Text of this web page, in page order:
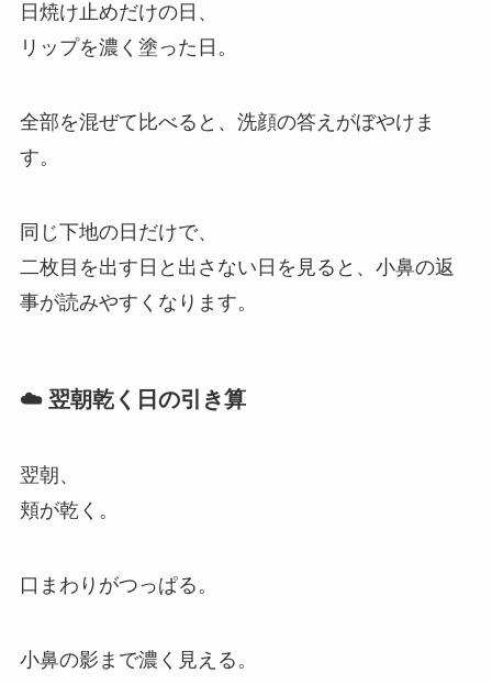
日焼け止めだけの日、
リップを濃く塗った日。
全部を混ぜて比べると、洗顔の答えがぼやけま
す。
同じ下地の日だけで、
二枚目を出す日と出さない日を見ると、小鼻の返
事が読みやすくなります。
☁️ 翌朝乾く日の引き算
翌朝、
頬が乾く。
口まわりがつっぱる。
小鼻の影まで濃く見える。